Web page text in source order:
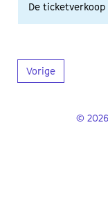
De
Vorige
©